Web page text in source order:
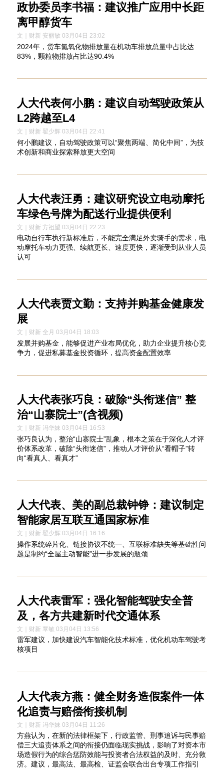
政协委员李书福：建议推广应用中长距
离甲醇货车
文｜财新 安丽敏 03月04日 23:02
2024年，货车氮氧化物排放量在机动车排放总量中占比达
83%，颗粒物排放占比达90.4%
人大代表何小鹏：建议自动驾驶政策从
L2跨越至L4
文｜财新 翟少辉 03月04日 22:41
何小鹏建议，自动驾驶政策可以“聚焦两端、简化中间”，为技
术创新和商业探索释放更大空间
人大代表汪勇：建议研究设立电动摩托
车绿色号牌为配送行业提供便利
文｜财新 方祖望 03月04日 22:23
电动自行车执行新标准后，不能完全满足外卖骑手的需求，电
动摩托车动力更强、续航更长、速度更快，逐渐受到从业人员
认可
人大代表贾文勤：支持并购基金健康发
展
文｜财新 全月 03月04日 18:03
发展并购基金，能够促进产业布局优化，助力企业提升核心竞
争力，促进私募基金投资循环，提高资金配置效率
人大代表张巧良：破除“头衔迷信” 整
治“山寨院士”(含视频)
文｜财新 冯华妹 03月04日 16:53
张巧良认为，整治“山寨院士”乱象，根本之策在于深化人才评
价体系改革，破除“头衔迷信”，推动人才评价从“看帽子”转
向“看真人、看真才”
人大代表、美的副总裁钟铮：建议制定
智能家居互联互通国家标准
文｜财新 翟少辉 03月04日 16:16
操作系统碎片化、链接协议不统一、互联标准缺失等基础性问
题是制约“全屋主动智能”进一步发展的瓶颈
人大代表雷军：强化智能驾驶安全普
及，各方共建新时代交通体系
文｜财新 覃敏 03月04日 13:56
雷军建议，加快建设汽车智能化技术标准，优化机动车驾驶考
核项目
人大代表方燕：健全财务造假案件一体
化追责与赔偿衔接机制
文｜财新 冯华妹 03月04日 11:26
方燕认为，在新的法律框架下，行政监管、刑事追诉与民事赔
偿三大追责体系之间的衔接仍面临现实挑战，影响了对资本市
场造假行为的综合惩防效能与投资者合法权益的及时、充分救
济。建议，最高法、最高检、证监会联合出台专项工作指引